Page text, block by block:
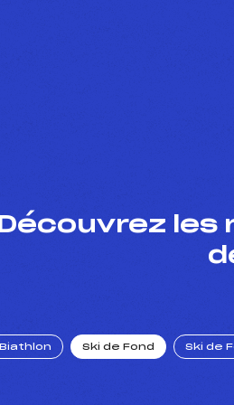
Découvrez
Biathlon Ski de Fond Ski de